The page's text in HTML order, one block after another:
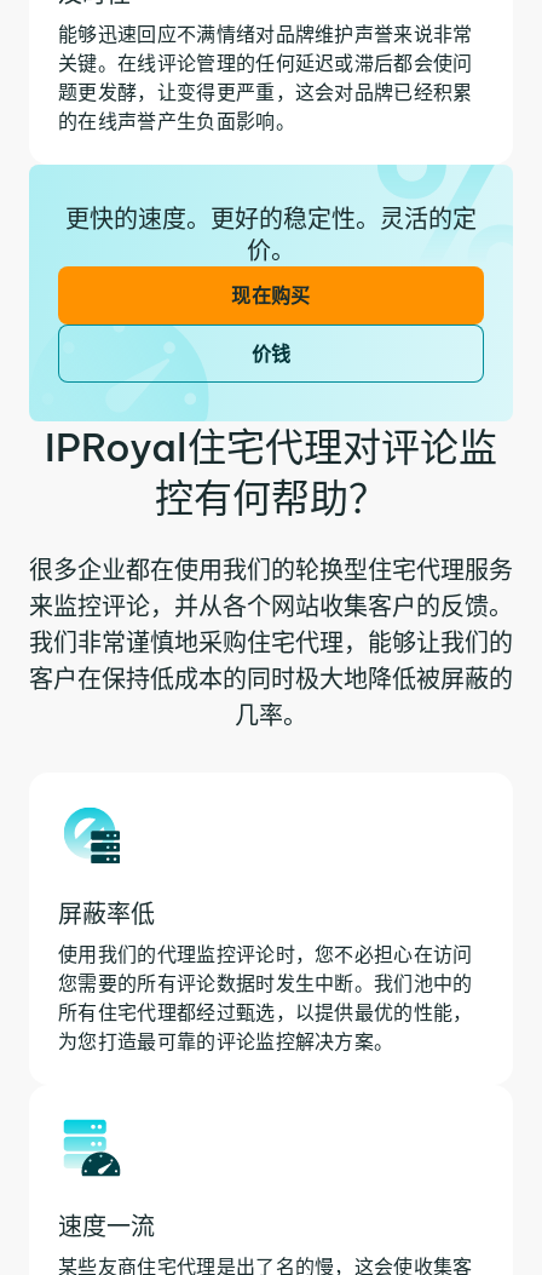
能够迅速回应不满情绪对品牌维护声誉来说非常
关键。在线评论管理的任何延迟或滞后都会使问
题更发酵，让变得更严重，这会对品牌已经积累
的在线声誉产生负面影响。
更快的速度。更好的稳定性。灵活的定
价。
现在购买
价钱
IPRoyal住宅代理对评论监
控有何帮助？
很多企业都在使用我们的轮换型住宅代理服务
来监控评论，并从各个网站收集客户的反馈。
我们非常谨慎地采购住宅代理，能够让我们的
客户在保持低成本的同时极大地降低被屏蔽的
几率。
屏蔽率低
使用我们的代理监控评论时，您不必担心在访问
您需要的所有评论数据时发生中断。我们池中的
所有住宅代理都经过甄选，以提供最优的性能，
为您打造最可靠的评论监控解决方案。
速度一流
某些友商住宅代理是出了名的慢，这会使收集客